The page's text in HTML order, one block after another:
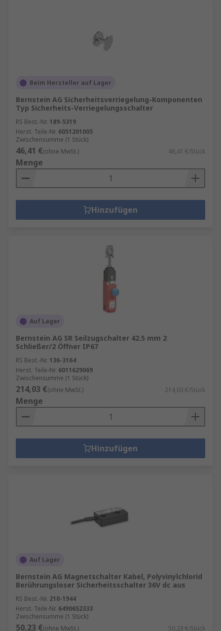
Beim Hersteller auf Lager
Bernstein AG Sicherheitsverriegelung-Komponenten
Typ Sicherheits-Verriegelungsschalter
RS Best.-Nr. 189-5319
Herst. Teile-Nr. 6051201005
Zwischensumme (1 Stück)
46,41 €(ohne MwSt.) 46,41 €/Stück
Menge
Hinzufügen
Auf Lager
Bernstein AG SR Seilzugschalter 42.5 mm 2
Schließer/2 Öffner IP67
RS Best.-Nr. 136-3164
Herst. Teile-Nr. 6011629069
Zwischensumme (1 Stück)
214,03 €(ohne MwSt.) 214,03 €/Stück
Menge
Hinzufügen
Auf Lager
Bernstein AG Magnetschalter Kabel, Polyvinylchlorid
Berührungsloser Sicherheitsschalter 36V dc aus
RS Best.-Nr. 210-1944
Herst. Teile-Nr. 6490652333
Zwischensumme (1 Stück)
50,23 €(ohne MwSt.) 50,23 €/Stück